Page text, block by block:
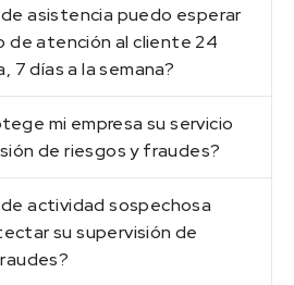
asistencia puedo esperar
de atención al cliente 24
7 días a la semana?
mi empresa su servicio
de riesgos y fraudes?
actividad sospechosa
su supervisión de